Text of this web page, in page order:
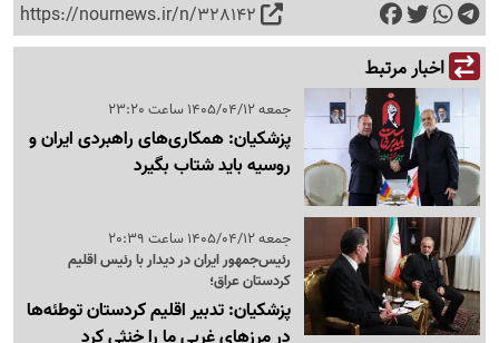
https://nournews.ir/n/328142
اخبار مرتبط
جمعه 1405/04/12 ساعت 23:20
پزشکیان: همکاری‌های راهبردی ایران و
روسیه باید شتاب بگیرد
جمعه 1405/04/12 ساعت 20:39
رئیس‌جمهور ایران در دیدار با رئیس اقلیم
کردستان عراق؛
پزشکیان: تدبیر اقلیم کردستان توطئه‌ها